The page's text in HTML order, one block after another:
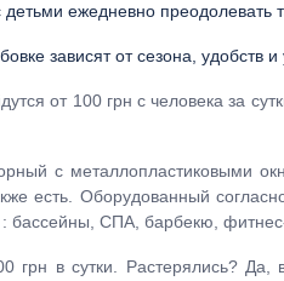
детьми ежедневно
зависят от сезона, удобств
от 100 грн с человека за
с металлопластиковыми
есть. Оборудованный
бассейны, СПА, барбекю,
грн в сутки. Растерялись?